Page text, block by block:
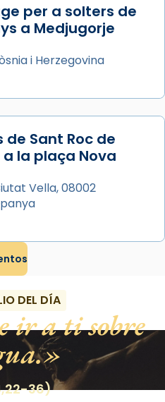
per a solters de
a Medjugorje
i Herzegovina
de Sant Roc de
la plaça Nova
Vella, 08002
DEL DÍA
ir a ti sobre
36)